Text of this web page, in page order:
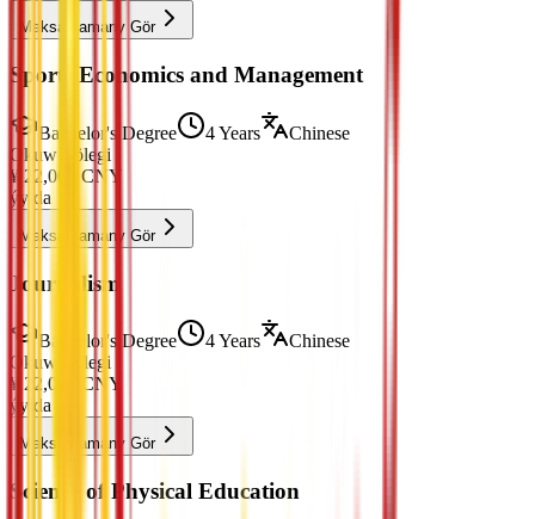
Maksatnamany Gör
Sports Economics and Management
Bachelor's Degree 4 Years
Chinese
Okuw Tölegi
¥ 22,000
CNY
ýylda
Maksatnamany Gör
Journalism
Bachelor's Degree 4 Years
Chinese
Okuw Tölegi
¥ 22,000
CNY
ýylda
Maksatnamany Gör
Science of Physical Education